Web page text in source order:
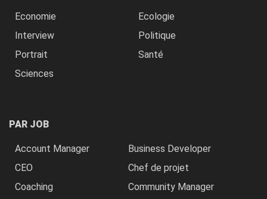
Economie
Ecologie
Interview
Politique
Portrait
Santé
Sciences
PAR JOB
Account Manager
Business Developer
CEO
Chef de projet
Coaching
Community Manager